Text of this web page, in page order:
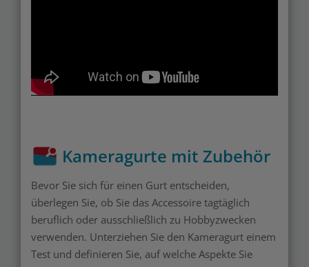
Kameragurte mit Zubehör
Bevor Sie sich für einen Gurt entscheiden,
überlegen Sie, ob Sie das Accessoire tagtäglich
beruflich oder ausschließlich zu Hobbyzwecken
verwenden. Unterziehen Sie den Kameragurt einem
Test und definieren Sie, auf welche Aspekte Sie